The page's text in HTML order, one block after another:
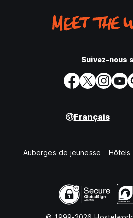
Suivez-nous
Français
Auberges de jeunesse Hôtels